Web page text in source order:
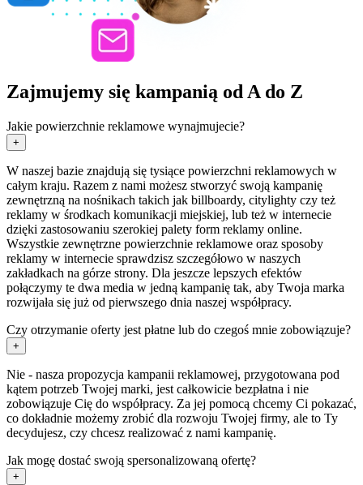
Zajmujemy się kampanią od A do Z
Jakie powierzchnie reklamowe wynajmujecie?
+
W naszej bazie znajdują się tysiące powierzchni reklamowych w
całym kraju. Razem z nami możesz stworzyć swoją kampanię
zewnętrzną na nośnikach takich jak billboardy, citylighty czy też
reklamy w środkach komunikacji miejskiej, lub też w internecie
dzięki zastosowaniu szerokiej palety form reklamy online.
Wszystkie zewnętrzne powierzchnie reklamowe oraz sposoby
reklamy w internecie sprawdzisz szczegółowo w naszych
zakładkach na górze strony. Dla jeszcze lepszych efektów
połączymy te dwa media w jedną kampanię tak, aby Twoja marka
rozwijała się już od pierwszego dnia naszej współpracy.
Czy otrzymanie oferty jest płatne lub do czegoś mnie zobowiązuje?
+
Nie - nasza propozycja kampanii reklamowej, przygotowana pod
kątem potrzeb Twojej marki, jest całkowicie bezpłatna i nie
zobowiązuje Cię do współpracy. Za jej pomocą chcemy Ci pokazać,
co dokładnie możemy zrobić dla rozwoju Twojej firmy, ale to Ty
decydujesz, czy chcesz realizować z nami kampanię.
Jak mogę dostać swoją spersonalizowaną ofertę?
+